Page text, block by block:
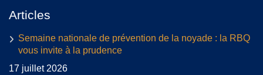
Articles
Semaine nationale de prévention de la noyade : la RBQ
vous invite à la prudence
17 juillet 2026